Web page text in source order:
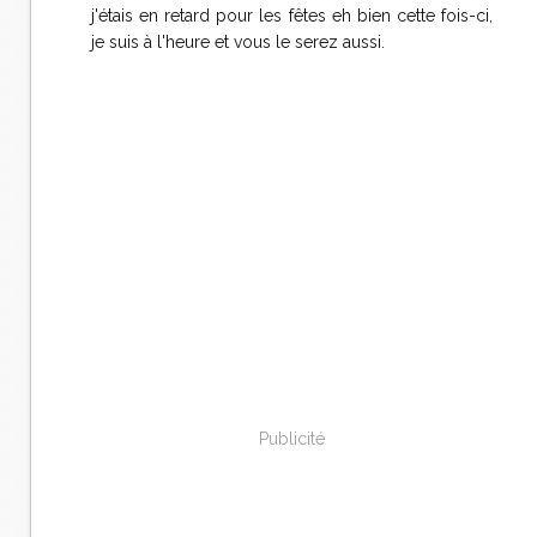
j'étais en retard pour les fêtes eh bien cette fois-ci,
je suis à l'heure et vous le serez aussi.
Publicité